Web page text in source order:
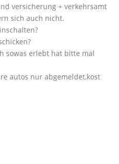
versicherung + verkehrsamt
sich auch nicht.
sowas erlebt hat bitte mal
autos nur abgemeldet,kost